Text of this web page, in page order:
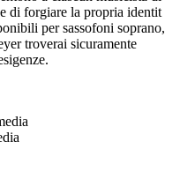
di forgiare la propria identit
per sassofoni soprano,
troverai sicuramente